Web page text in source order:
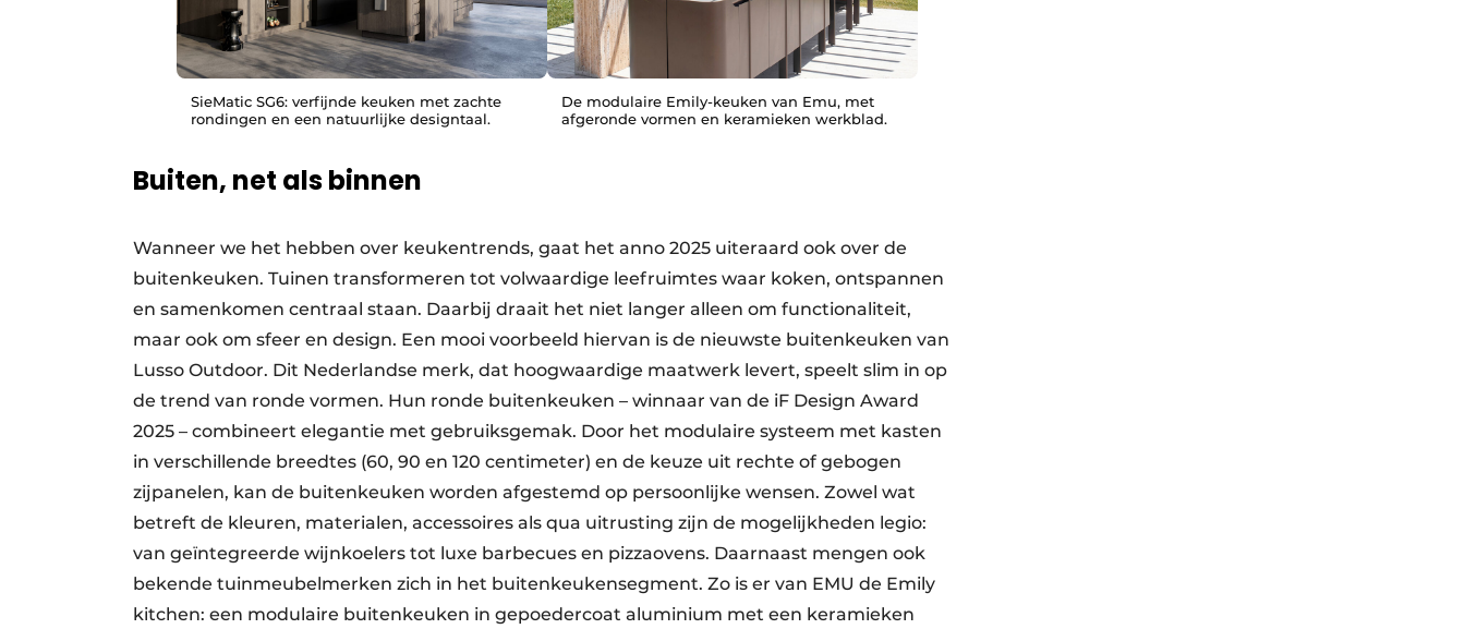
SieMatic SG6: verfijnde keuken met zachte
rondingen en een natuurlijke designtaal.
De modulaire Emily-keuken van Emu, met
afgeronde vormen en keramieken werkblad.
Buiten, net als binnen
Wanneer we het hebben over keukentrends, gaat het anno 2025 uiteraard ook over de
buitenkeuken. Tuinen transformeren tot volwaardige leefruimtes waar koken, ontspannen
en samenkomen centraal staan. Daarbij draait het niet langer alleen om functionaliteit,
maar ook om sfeer en design. Een mooi voorbeeld hiervan is de nieuwste buitenkeuken van
Lusso Outdoor. Dit Nederlandse merk, dat hoogwaardige maatwerk levert, speelt slim in op
de trend van ronde vormen. Hun ronde buitenkeuken – winnaar van de iF Design Award
2025 – combineert elegantie met gebruiksgemak. Door het modulaire systeem met kasten
in verschillende breedtes (60, 90 en 120 centimeter) en de keuze uit rechte of gebogen
zijpanelen, kan de buitenkeuken worden afgestemd op persoonlijke wensen. Zowel wat
betreft de kleuren, materialen, accessoires als qua uitrusting zijn de mogelijkheden legio:
van geïntegreerde wijnkoelers tot luxe barbecues en pizzaovens. Daarnaast mengen ook
bekende tuinmeubelmerken zich in het buitenkeukensegment. Zo is er van EMU de Emily
kitchen: een modulaire buitenkeuken in gepoedercoat aluminium met een keramieken